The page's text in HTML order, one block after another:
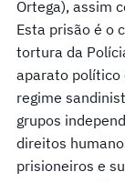
Ortega), assim
Esta prisão é o
tortura da
aparato político
regime
grupos
direitos
prisioneiros e